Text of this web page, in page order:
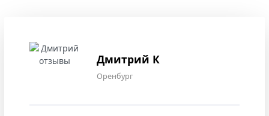
Дмитрий К
Оренбург